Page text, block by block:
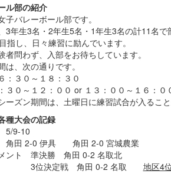
ル部の紹介
子バレーボール部です。
3年生3名・2年生5名・1年生3名の計11名で
指し、日々練習に励んでいます。
者問わず、入部をお待ちしています。
は、次の通りです。
３０～１８：３０
～１２：００ or １３：００～１６：００
ーズン期間は、土曜日に練習試合が入ること
大会の記録
5/9-10
角田 2-0 伊具 角田 2-0 宮城農業
ント 準決勝 角田 0-2 名取北
戦 角田 0-2 名取 地区4